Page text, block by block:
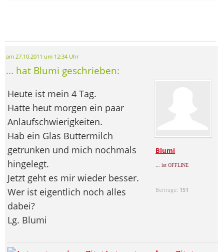
am 27.10.2011 um 12:34 Uhr
... hat Blumi geschrieben:
Blumi
... ist OFFLINE
Beiträge: 151
Heute ist mein 4 Tag.
Hatte heut morgen ein paar
Anlaufschwierigkeiten.
Hab ein Glas Buttermilch
getrunken und mich nochmals
hingelegt.
Jetzt geht es mir wieder besser.
Wer ist eigentlich noch alles
dabei?
Lg. Blumi